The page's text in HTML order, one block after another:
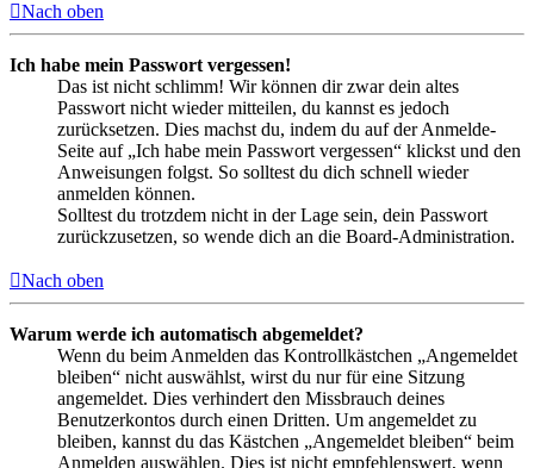
Nach oben
Ich habe mein Passwort vergessen!
Das ist nicht schlimm! Wir können dir zwar dein altes
Passwort nicht wieder mitteilen, du kannst es jedoch
zurücksetzen. Dies machst du, indem du auf der Anmelde-
Seite auf „Ich habe mein Passwort vergessen“ klickst und den
Anweisungen folgst. So solltest du dich schnell wieder
anmelden können.
Solltest du trotzdem nicht in der Lage sein, dein Passwort
zurückzusetzen, so wende dich an die Board-Administration.
Nach oben
Warum werde ich automatisch abgemeldet?
Wenn du beim Anmelden das Kontrollkästchen „Angemeldet
bleiben“ nicht auswählst, wirst du nur für eine Sitzung
angemeldet. Dies verhindert den Missbrauch deines
Benutzerkontos durch einen Dritten. Um angemeldet zu
bleiben, kannst du das Kästchen „Angemeldet bleiben“ beim
Anmelden auswählen. Dies ist nicht empfehlenswert, wenn